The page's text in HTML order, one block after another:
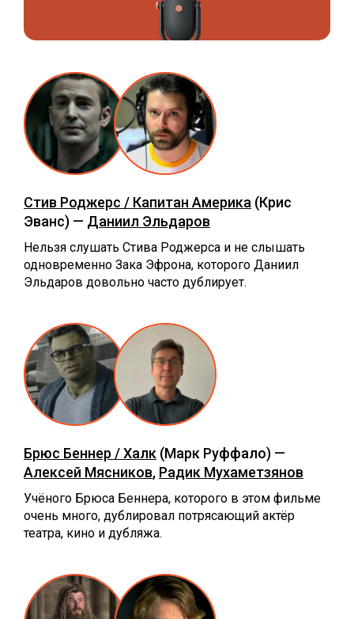
Стив Роджерс / Капитан Америка (Крис
Эванс) — Даниил Эльдаров
Нельзя слушать Стива Роджерса и не слышать
одновременно Зака Эфрона, которого Даниил
Эльдаров довольно часто дублирует.
Брюс Беннер / Халк (Марк Руффало) —
Алексей Мясников, Радик Мухаметзянов
Учёного Брюса Беннера, которого в этом фильме
очень много, дублировал потрясающий актёр
театра, кино и дубляжа.